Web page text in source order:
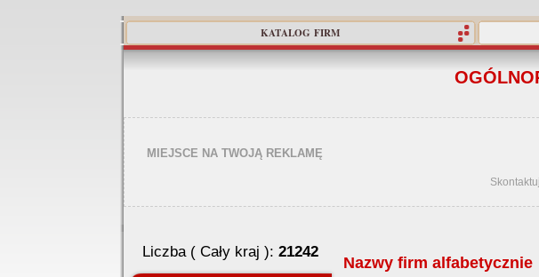
KATALOG FIRM
MIEJSCE NA TWOJĄ REKLAMĘ
Liczba ( Cały kraj ): 21242
Nazwy firm alfabetycznie